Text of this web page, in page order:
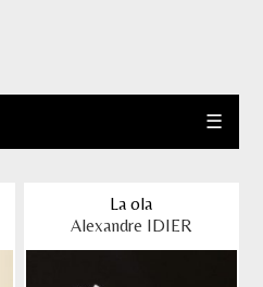
☰
La ola
Alexandre IDIER